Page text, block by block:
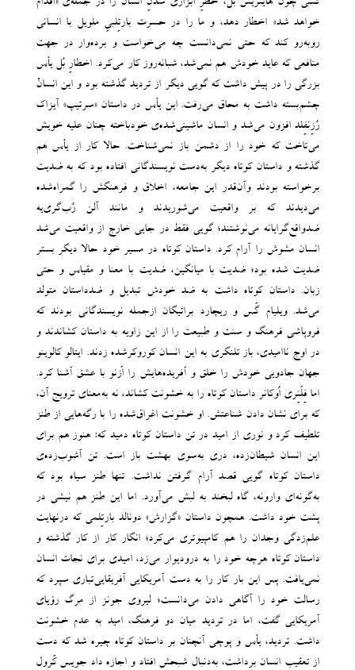
خواهد شد» اخطار ‌دهد، و ما را در حسرت بارتِلبیِ ملویل با انسانی
روبه‌رو کند ‌که حتی نمی‌دانست چه می‌خواست و برده‌وار در جهت
منافعی که عاید خودش هم نمی‌شد، شبانه‌روز کار می‌کرد. اخطارِ بُل یأس
بزرگی را در پیش داشت که گویی دیگر از تردید گذشته بود و این انسانْ
چشم‌بسته داشت به محاق می‌رفت. این یأس در داستان «سرتیپ» آیزاک
رُزِنفِلد افزون می‌شد و انسان ماشینی‌شده‌ی خودباخته چنان علیه خویش
می‌تاخت که خود را از دشمن باز نمی‌شناخت. حالا کار از یأس هم
گذشته و داستان کوتاه دیگر به‌دست نویسندگانی افتاده بود که به ضدیت
برخواسته‌ بودند وآن‌قدر این جامعه، اخلاق و فرهنگش را گمراه‌شده
می‌دیدند که بر واقعیت می‌شوریدند و مانند آلن رُب‌گری‌یه
ضدواقع‌گرایانه می‌نوشتند؛ گویی فقط در جایی خارج از واقعیت می‌‌شد
انسان مشوش را آرام کرد. داستان کوتاه در مسیر خود حالا دیگر بستر
ضدیت شده بود؛ ضدیت با میانگین، ضدیت با معنا و مقیاس و حتی
زبان. داستان کوتاه داشت به ضد خودش تبدیل و ضدداستان متولد
می‌شد. ویلیام گَس و ریچارد براتیگان ازجمله نویسندگانی بودند که
فروپاشی فرهنگ و سنت و طبیعت را از این زاویه به داستان کشاندند و
در اوج ناامیدی، باز تلنگری به این انسان کوروکرشده زدند. ایتالو کالوینو
جهان جادویی خودش را خلق و آفریده‌هایش را اَزنو با عشق آشنا کرد.
اما فِلَنِری اُوکانر داستان کوتاه را به خشونت کشاند، نه به‌معنای ترویج آن،
که برای نشان دادن شناعتش. او خشونت اغراق‌شده را با رگه‌هایی از طنز
تلطیف ‌کرد و نوری از امید در تن داستان کوتاه ‌دمید که: هنوز هم برای
این انسان شیطان‌زده، دری به‌سوی بهشت باز است. تن آشوب‌زده‌ی
داستان کوتاه گویی قصد آرام گرفتن نداشت. تنها طنز سیاه بود که
به‌گونه‌ای وارونه، گاه لبخند به لبش می‌آورد. اما این طنز هم نیشی در
پشت خود داشت. همچون داستان «گزارش» دونالد بارتِلمی که درنهایت
علم‌زدگی وجدان را هم کامپیوتری می‌کرد؛ انگار کار از کار گذشته و
داستان کوتاه هرچه خود را به درودیوار می‌زد، امیدی برای نجات انسان
نمی‌یافت. پس این بار کار را به دست آمریکایی ‌آفریقایی‌تباری ‌سپرد که
رسالت خود را آگاهی دادن می‌دانست؛ لیروی جونز از مرگ رؤیای
آمریکایی گفت، اما در تردید میان دو فرهنگ، امید به عدم خشونت
داشت. تردید، یأس و پوچی آنچنان بر داستان کوتاه چیره شد که دست
از تعقیب انسان برداشت، به‌دنبال شبحش ‌افتاد و اجازه داد جویس کَرول